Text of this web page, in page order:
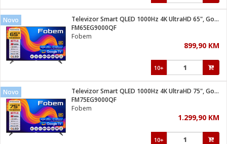
pribor
pribor
pribor
i kutije
Novo
Televizor Smart QLED 1000Hz 4K UltraHD 65", Google TV
FM65EG9000QF
Fobem
899,90 KM
10+
Novo
Televizor Smart QLED 1000Hz 4K UltraHD 75", Google TV
FM75EG9000QF
Fobem
1.299,90 KM
10+